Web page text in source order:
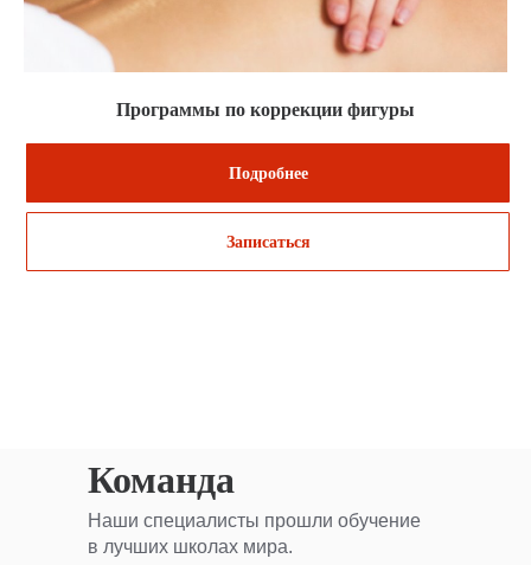
Программы по коррекции фигуры
Подробнее
Записаться
Команда
Наши специалисты прошли обучение
в лучших школах мира.